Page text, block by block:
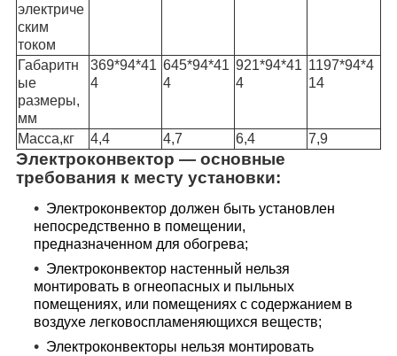
электриче
ским
током
Габаритн
ые
размеры,
мм
369*94*41
4
645*94*41
4
921*94*41
4
1197*94*4
14
Масса,кг 4,4 4,7 6,4 7,9
Электроконвектор ― основные
требования к месту установки:
Электроконвектор должен быть установлен
непосредственно в помещении,
предназначенном для обогрева;
Электроконвектор настенный нельзя
монтировать в огнеопасных и пыльных
помещениях, или помещениях с содержанием в
воздухе легковоспламеняющихся веществ;
Электроконвекторы нельзя монтировать